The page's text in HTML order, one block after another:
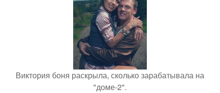
Виктория боня раскрыла, сколько зарабатывала на
"доме-2".